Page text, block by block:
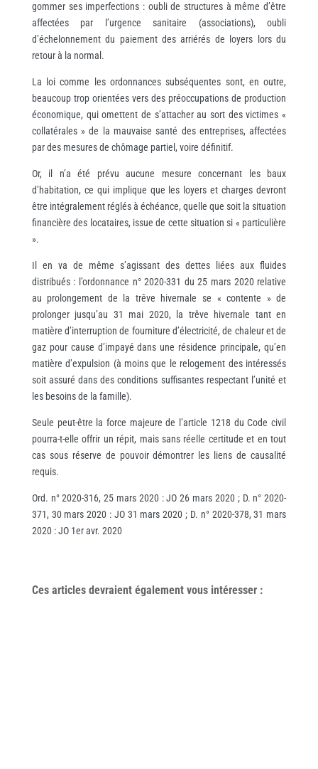
gommer ses imperfections : oubli de structures à même d’être
affectées par l’urgence sanitaire (associations), oubli
d’échelonnement du paiement des arriérés de loyers lors du
retour à la normal.
La loi comme les ordonnances subséquentes sont, en outre,
beaucoup trop orientées vers des préoccupations de production
économique, qui omettent de s’attacher au sort des victimes «
collatérales » de la mauvaise santé des entreprises, affectées
par des mesures de chômage partiel, voire définitif.
Or, il n’a été prévu aucune mesure concernant les baux
d’habitation, ce qui implique que les loyers et charges devront
être intégralement réglés à échéance, quelle que soit la situation
financière des locataires, issue de cette situation si « particulière
».
Il en va de même s’agissant des dettes liées aux fluides
distribués : l’ordonnance n° 2020-331 du 25 mars 2020 relative
au prolongement de la trêve hivernale se « contente » de
prolonger jusqu’au 31 mai 2020, la trêve hivernale tant en
matière d’interruption de fourniture d’électricité, de chaleur et de
gaz pour cause d’impayé dans une résidence principale, qu’en
matière d’expulsion (à moins que le relogement des intéressés
soit assuré dans des conditions suffisantes respectant l’unité et
les besoins de la famille).
Seule peut-être la force majeure de l’article 1218 du Code civil
pourra-t-elle offrir un répit, mais sans réelle certitude et en tout
cas sous réserve de pouvoir démontrer les liens de causalité
requis.
Ord. n° 2020-316, 25 mars 2020 : JO 26 mars 2020 ; D. n° 2020-
371, 30 mars 2020 : JO 31 mars 2020 ; D. n° 2020-378, 31 mars
2020 : JO 1er avr. 2020
Ces articles devraient également vous intéresser: